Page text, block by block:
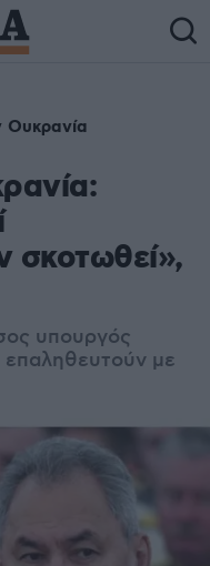
Ουκρανία
σκοτωθεί»,
υπουργός
επαληθευτούν με